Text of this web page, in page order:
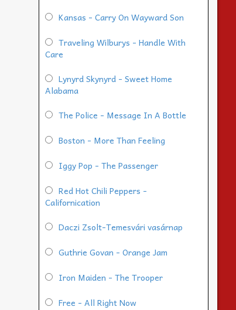
Kansas - Carry On Wayward Son
Traveling Wilburys - Handle With
Care
Lynyrd Skynyrd - Sweet Home
Alabama
The Police - Message In A Bottle
Boston - More Than Feeling
Iggy Pop - The Passenger
Red Hot Chili Peppers -
Californication
Daczi Zsolt-Temesvári vasárnap
Guthrie Govan - Orange Jam
Iron Maiden - The Trooper
Free - All Right Now